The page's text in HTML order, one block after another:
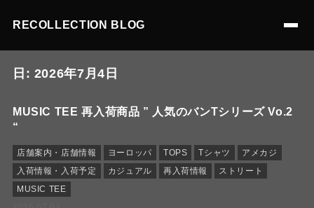
RECOLLECTION BLOG
日: 2026年7月4日
MUSIC TEE 再入荷商品 ” 人気のバンTシリーズ Vo.2
“
店舗案内・店舗情報 ヨーロッパ TOPS Tシャツ
アメカジ
入荷情報・入荷予定
カジュアル 再入荷情報
ストリート
MUSIC TEE